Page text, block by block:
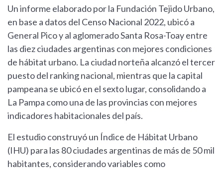
Un informe elaborado por la Fundación Tejido Urbano,
en base a datos del Censo Nacional 2022, ubicó a
General Pico y al aglomerado Santa Rosa-Toay entre
las diez ciudades argentinas con mejores condiciones
de hábitat urbano. La ciudad norteña alcanzó el tercer
puesto del ranking nacional, mientras que la capital
pampeana se ubicó en el sexto lugar, consolidando a
La Pampa como una de las provincias con mejores
indicadores habitacionales del país.
El estudio construyó un Índice de Hábitat Urbano
(IHU) para las 80 ciudades argentinas de más de 50 mil
habitantes, considerando variables como